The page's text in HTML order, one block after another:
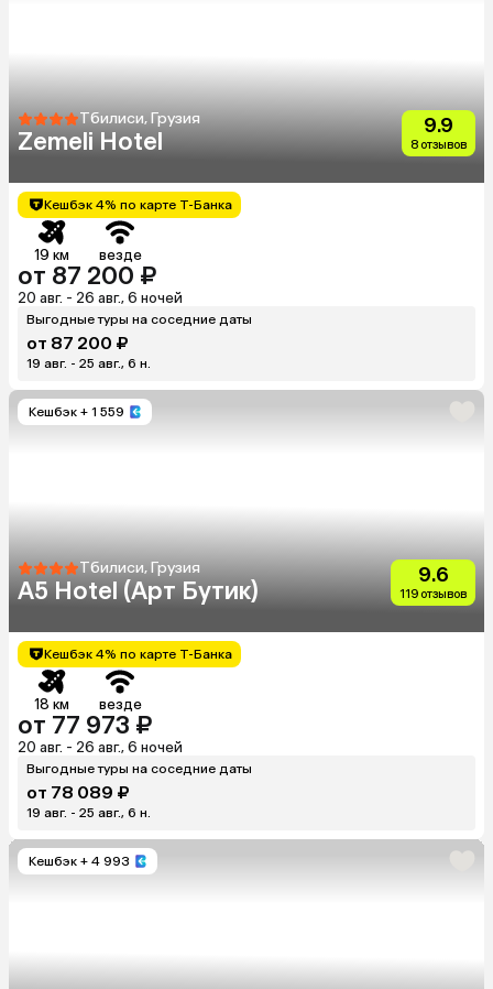
Тбилиси, Грузия
Zemeli Hotel
9.9
8 отзывов
Кешбэк 4% по карте Т-Банка
19 км везде
от 87 200 ₽
20 авг. - 26 авг., 6 ночей
Выгодные туры на соседние даты
от 87 200 ₽
19 авг. - 25 авг., 6 н.
Кешбэк + 1 559
Тбилиси, Грузия
A5 Hotel (Арт Бутик)
9.6
119 отзывов
Кешбэк 4% по карте Т-Банка
18 км везде
от 77 973 ₽
20 авг. - 26 авг., 6 ночей
Выгодные туры на соседние даты
от 78 089 ₽
19 авг. - 25 авг., 6 н.
Кешбэк + 4 993